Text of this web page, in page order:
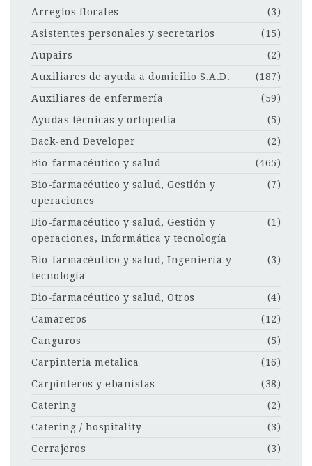
Arreglos florales
(3)
Asistentes personales y secretarios
(15)
Aupairs
(2)
Auxiliares de ayuda a domicilio S.A.D.
(187)
Auxiliares de enfermería
(59)
Ayudas técnicas y ortopedia
(5)
Back-end Developer
(2)
Bio-farmacéutico y salud
(465)
Bio-farmacéutico y salud, Gestión y
operaciones
(7)
Bio-farmacéutico y salud, Gestión y
operaciones, Informática y tecnología
(1)
Bio-farmacéutico y salud, Ingeniería y
tecnología
(3)
Bio-farmacéutico y salud, Otros
(4)
Camareros
(12)
Canguros
(5)
Carpinteria metalica
(16)
Carpinteros y ebanistas
(38)
Catering
(2)
Catering / hospitality
(3)
Cerrajeros
(3)